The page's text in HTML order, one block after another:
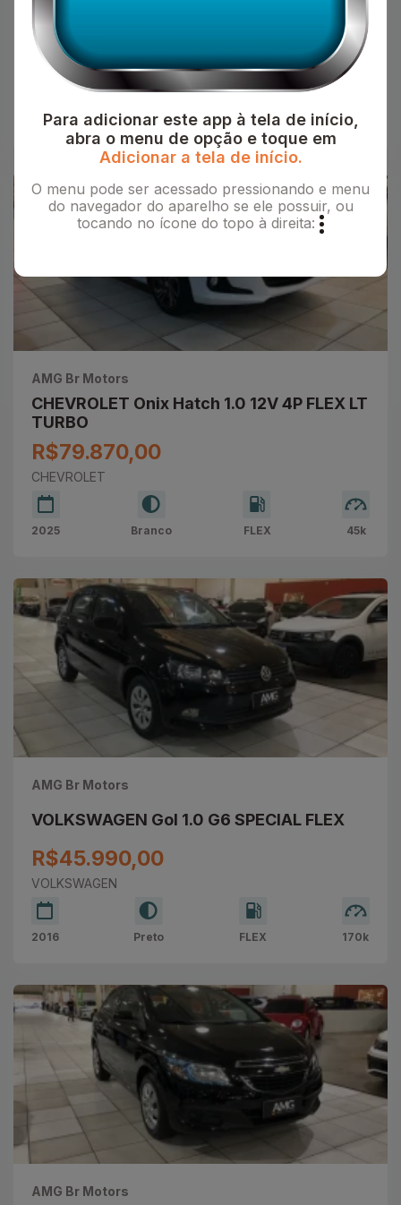
ROBUST CABINE SIMPLES
R$79.990,00
VOLKSWAGEN
2025 Branco FLEX 37k
AMG Br Motors
CHEVROLET Onix Hatch 1.0 12V 4P FLEX LT
TURBO
R$79.870,00
CHEVROLET
2025 Branco FLEX 45k
AMG Br Motors
VOLKSWAGEN Gol 1.0 G6 SPECIAL FLEX
R$45.990,00
VOLKSWAGEN
2016 Preto FLEX 170k
AMG Br Motors
Para adicionar este app à tela de início,
abra o menu de opção e toque em
Adicionar a tela de início.
O menu pode ser acessado pressionando e menu
do navegador do aparelho se ele possuir, ou
tocando no ícone do topo à direita: